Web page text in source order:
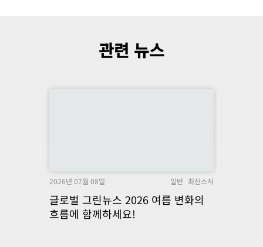
관련 뉴스
2026년 07월 08일 일반 최신소식
글로벌 그린뉴스 2026 여름 변화의
흐름에 함께하세요!